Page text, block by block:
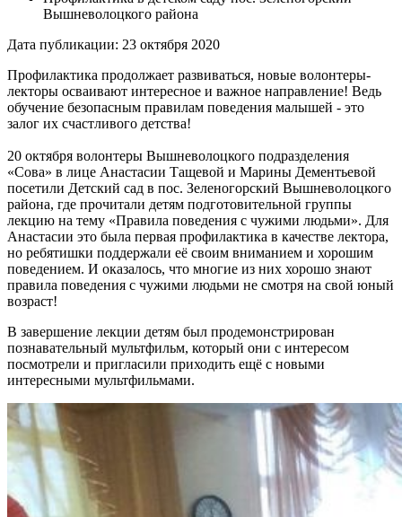
Вышневолоцкого района
Дата публикации: 23 октября 2020
Профилактика продолжает развиваться, новые волонтеры-
лекторы осваивают интересное и важное направление! Ведь
обучение безопасным правилам поведения малышей - это
залог их счастливого детства!
20 октября волонтеры Вышневолоцкого подразделения
«Сова» в лице Анастасии Тащевой и Марины Дементьевой
посетили Детский сад в пос. Зеленогорский Вышневолоцкого
района, где прочитали детям подготовительной группы
лекцию на тему «Правила поведения с чужими людьми». Для
Анастасии это была первая профилактика в качестве лектора,
но ребятишки поддержали её своим вниманием и хорошим
поведением. И оказалось, что многие из них хорошо знают
правила поведения с чужими людьми не смотря на свой юный
возраст!
В завершение лекции детям был продемонстрирован
познавательный мультфильм, который они с интересом
посмотрели и пригласили приходить ещё с новыми
интересными мультфильмами.